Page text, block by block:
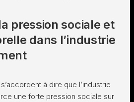
pression sociale et
dans l’industrie
à dire que l’industrie
une forte pression sociale sur